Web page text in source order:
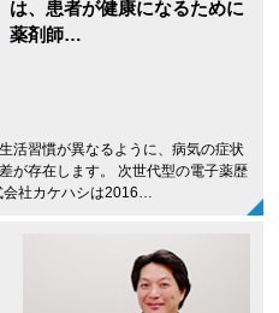
は、患者が健康になるために
薬剤師…
活習慣が異なるように、病気の症状
が存在します。 次世代型の電子薬歴
会社カケハシは2016…